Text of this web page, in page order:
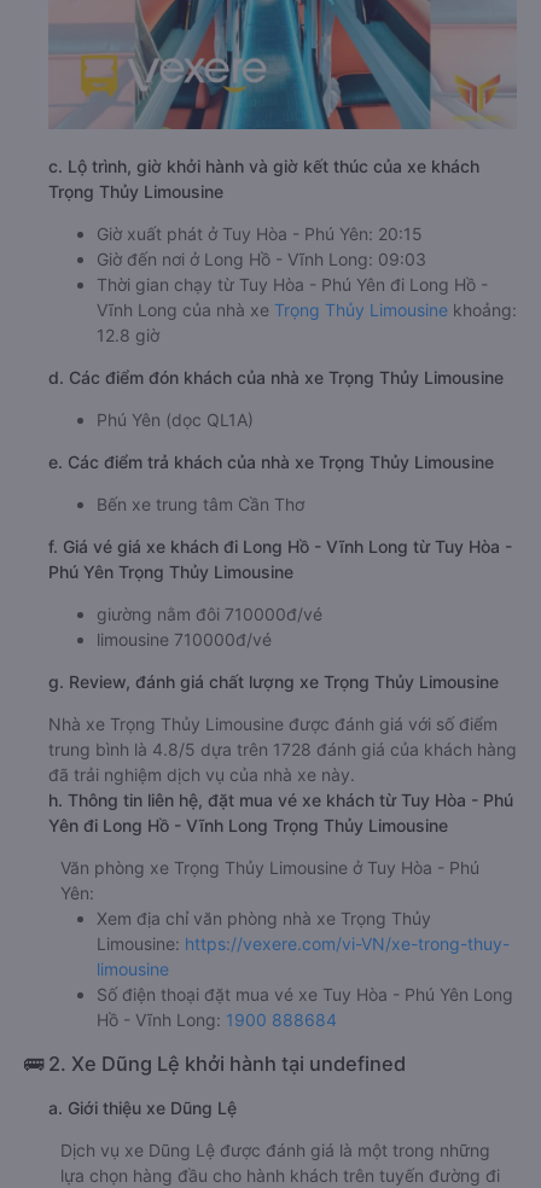
c. Lộ trình, giờ khởi hành và giờ kết thúc của xe khách
Trọng Thủy Limousine
Giờ xuất phát ở Tuy Hòa - Phú Yên: 20:15
Giờ đến nơi ở Long Hồ - Vĩnh Long: 09:03
Thời gian chạy từ Tuy Hòa - Phú Yên đi Long Hồ -
Vĩnh Long của nhà xe Trọng Thủy Limousine khoảng:
12.8 giờ
d. Các điểm đón khách của nhà xe Trọng Thủy Limousine
Phú Yên (dọc QL1A)
e. Các điểm trả khách của nhà xe Trọng Thủy Limousine
Bến xe trung tâm Cần Thơ
f. Giá vé giá xe khách đi Long Hồ - Vĩnh Long từ Tuy Hòa -
Phú Yên Trọng Thủy Limousine
giường nằm đôi 710000đ/vé
limousine 710000đ/vé
g. Review, đánh giá chất lượng xe Trọng Thủy Limousine
Nhà xe Trọng Thủy Limousine được đánh giá với số điểm
trung bình là 4.8/5 dựa trên 1728 đánh giá của khách hàng
đã trải nghiệm dịch vụ của nhà xe này.
h. Thông tin liên hệ, đặt mua vé xe khách từ Tuy Hòa - Phú
Yên đi Long Hồ - Vĩnh Long Trọng Thủy Limousine
Văn phòng xe Trọng Thủy Limousine ở Tuy Hòa - Phú
Yên:
Xem địa chỉ văn phòng nhà xe Trọng Thủy
Limousine: https://vexere.com/vi-VN/xe-trong-thuy-
limousine
Số điện thoại đặt mua vé xe Tuy Hòa - Phú Yên Long
Hồ - Vĩnh Long: 1900 888684
🚌 2. Xe Dũng Lệ khởi hành tại undefined
a. Giới thiệu xe Dũng Lệ
Dịch vụ xe Dũng Lệ được đánh giá là một trong những
lựa chọn hàng đầu cho hành khách trên tuyến đường đi